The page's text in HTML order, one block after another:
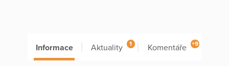
Informace Aktuality 1 Komentáře +9